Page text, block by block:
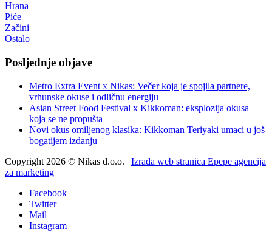
Hrana
Piće
Začini
Ostalo
Posljednje objave
Metro Extra Event x Nikas: Večer koja je spojila partnere,
vrhunske okuse i odličnu energiju
Asian Street Food Festival x Kikkoman: eksplozija okusa
koja se ne propušta
Novi okus omiljenog klasika: Kikkoman Teriyaki umaci u još
bogatijem izdanju
Copyright 2026 © Nikas d.o.o. | Izrada web stranica Epepe agencija
za marketing
Facebook
Twitter
Mail
Instagram